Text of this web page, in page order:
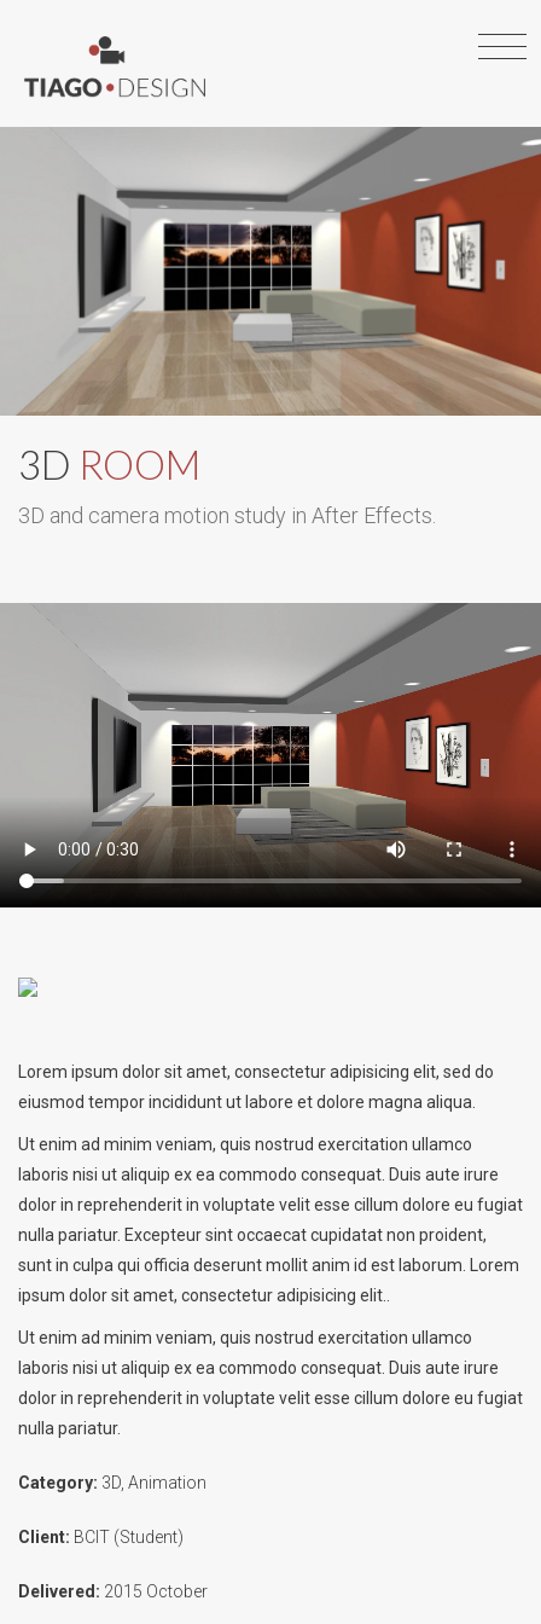
3D ROOM
3D and camera motion study in After Effects.
Lorem ipsum dolor sit amet, consectetur adipisicing elit, sed do
eiusmod tempor incididunt ut labore et dolore magna aliqua.
Ut enim ad minim veniam, quis nostrud exercitation ullamco
laboris nisi ut aliquip ex ea commodo consequat. Duis aute irure
dolor in reprehenderit in voluptate velit esse cillum dolore eu fugiat
nulla pariatur. Excepteur sint occaecat cupidatat non proident,
sunt in culpa qui officia deserunt mollit anim id est laborum. Lorem
ipsum dolor sit amet, consectetur adipisicing elit..
Ut enim ad minim veniam, quis nostrud exercitation ullamco
laboris nisi ut aliquip ex ea commodo consequat. Duis aute irure
dolor in reprehenderit in voluptate velit esse cillum dolore eu fugiat
nulla pariatur.
Category: 3D, Animation
Client: BCIT (Student)
Delivered: 2015 October